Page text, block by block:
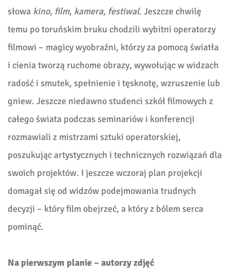
słowa kino, film, kamera, festiwal. Jeszcze chwilę
temu po toruńskim bruku chodzili wybitni operatorzy
filmowi – magicy wyobraźni, którzy za pomocą światła
i cienia tworzą ruchome obrazy, wywołując w widzach
radość i smutek, spełnienie i tęsknotę, wzruszenie lub
gniew. Jeszcze niedawno studenci szkół filmowych z
całego świata podczas seminariów i konferencji
rozmawiali z mistrzami sztuki operatorskiej,
poszukując artystycznych i technicznych rozwiązań dla
swoich projektów. I jeszcze wczoraj plan projekcji
domagał się od widzów podejmowania trudnych
decyzji – który film obejrzeć, a który z bólem serca
pominąć.
Na pierwszym planie – autorzy zdjęć